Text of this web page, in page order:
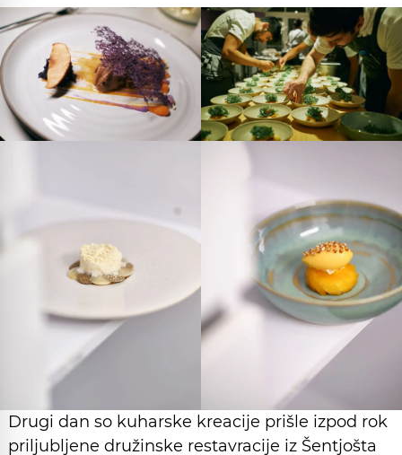
Drugi dan so kuharske kreacije prišle izpod rok
priljubljene družinske restavracije iz Šentjošta